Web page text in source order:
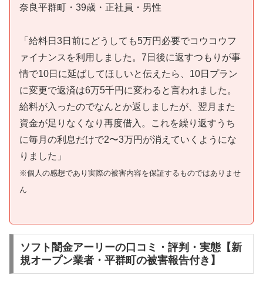
奈良平群町・39歳・正社員・男性
「給料日3日前にどうしても5万円必要でコウコウフ
ァイナンスを利用しました。7日後に返すつもりが事
情で10日に延ばしてほしいと伝えたら、10日プラン
に変更で返済は6万5千円に変わると言われました。
給料が入ったのでなんとか返しましたが、翌月また
資金が足りなくなり再度借入。これを繰り返すうち
に毎月の利息だけで2〜3万円が消えていくようにな
りました」
※個人の感想であり実際の被害内容を保証するものではありませ
ん
ソフト闇金アーリーの口コミ・評判・実態【新
規オープン業者・平群町の被害報告付き】